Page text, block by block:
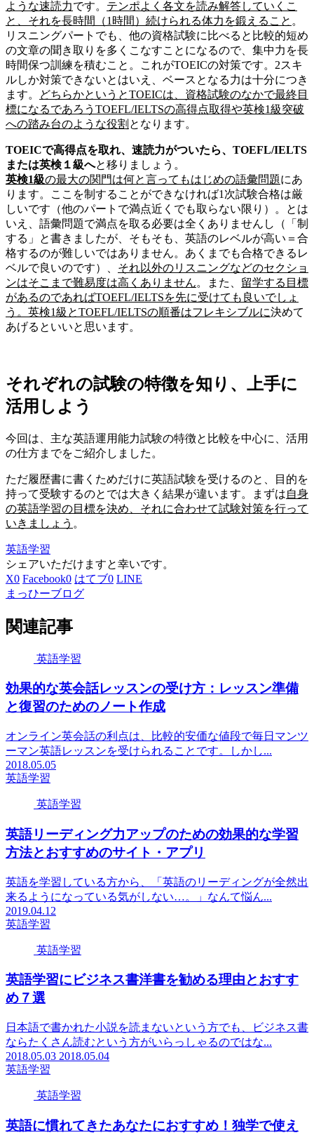
ような速読力です。 テンポよく各文を読み解答していくこ
と、それを長時間（1時間）続けられる体力を鍛えること 。
リスニングパートでも、他の資格試験に比べると比較的短め
の文章の聞き取りを多くこなすことになるので、集中力を長
時間保つ訓練を積むこと。これがTOEICの対策です。2スキ
ルしか対策できないとはいえ、ベースとなる力は十分につき
ます。
どちらかというとTOEICは、資格試験のなかで最終目
標になるであろうTOEFL/IELTSの高得点取得や英検1級突破
への踏み台のような役割 となります。
TOEICで高得点を取れ、速読力がついたら、TOEFL/IELTS
または英検１級へと移りましょう。
英検1級の最大の関門は何と言ってもはじめの語彙問題にあ
ります。ここを制することができなければ1次試験合格は厳
しいです（他のパートで満点近くでも取らない限り）。とは
いえ、語彙問題で満点を取る必要は全くありませんし（「制
する」と書きましたが、そもそも、英語のレベルが高い＝合
格するのが難しいではありません。あくまでも合格できるレ
ベルで良いのです）、 それ以外のリスニングなどのセクショ
ンはそこまで難易度は高くありません。また、 留学する目標
があるのであればTOEFL/IELTSを先に受けても良いでしょ
う。英検1級とTOEFL/IELTSの順番はフレキシブルに決めて
あげるといいと思います。
それぞれの試験の特徴を知り、上手に
活用しよう
今回は、主な英語運用能力試験の特徴と比較を中心に、活用
の仕方までをご紹介しました。
ただ履歴書に書くためだけに英語試験を受けるのと、目的を
持って受験するのとでは大きく結果が違います。まずは自身
の英語学習の目標を決め、それに合わせて試験対策を行って
いきましょう 。
英語学習
シェアいただけますと幸いです。
X0 Facebook0 はてブ0 LINE
まっひーブログ
関連記事
英語学習
効果的な英会話レッスンの受け方：レッスン準備
と復習のためのノート作成
オンライン英会話の利点は、比較的安価な値段で毎日マンツ
ーマン英語レッスンを受けられることです。しかし...
2018.05.05
英語学習
英語学習
英語リーディング力アップのための効果的な学習
方法とおすすめのサイト・アプリ
英語を学習している方から、「英語のリーディングが全然出
来るようになっている気がしない…。」なんて悩ん...
2019.04.12
英語学習
英語学習
英語学習にビジネス書洋書を勧める理由とおすす
め７選
日本語で書かれた小説を読まないという方でも、ビジネス書
ならたくさん読むという方がいらっしゃるのではな...
2018.05.03 2018.05.04
英語学習
英語学習
英語に慣れてきたあなたにおすすめ！独学で使え